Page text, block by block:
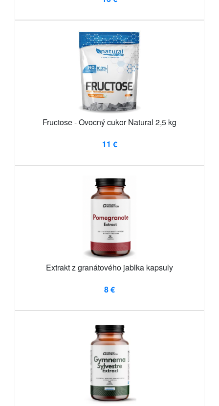
Fructose - Ovocný cukor Natural 2,5 kg
11 €
Extrakt z granátového jablka kapsuly
8 €